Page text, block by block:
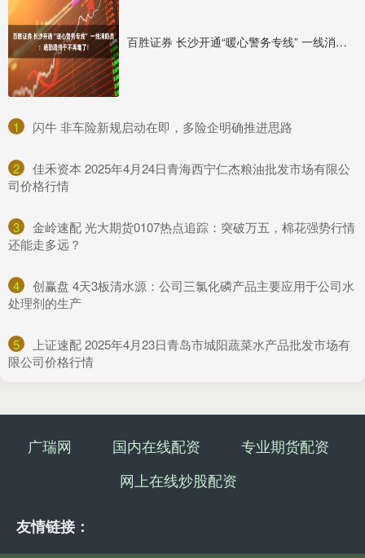
百胜证券 长沙开通“暖心警务专线” 一线消防员：通勤路终于不再难了！
1 ​闪牛 非车险新规启动在即，多险企明确推进思路
2
​佳禾资本 2025年4月24日青海西宁仁杰粮油批发市场有限公
司价格行情
3
​金岭速配 光大期货0107热点追踪：突破万五，棉花强势行情
还能走多远？
4
​创赢盘 4天3板清水源：公司三氯化磷产品主要应用于公司水
处理剂的生产
5
​上证速配 2025年4月23日青岛市城阳蔬菜水产品批发市场有
限公司价格行情
广瑞网 国内在线配资
专业期货配资
网上在线炒股配资
友情链接：